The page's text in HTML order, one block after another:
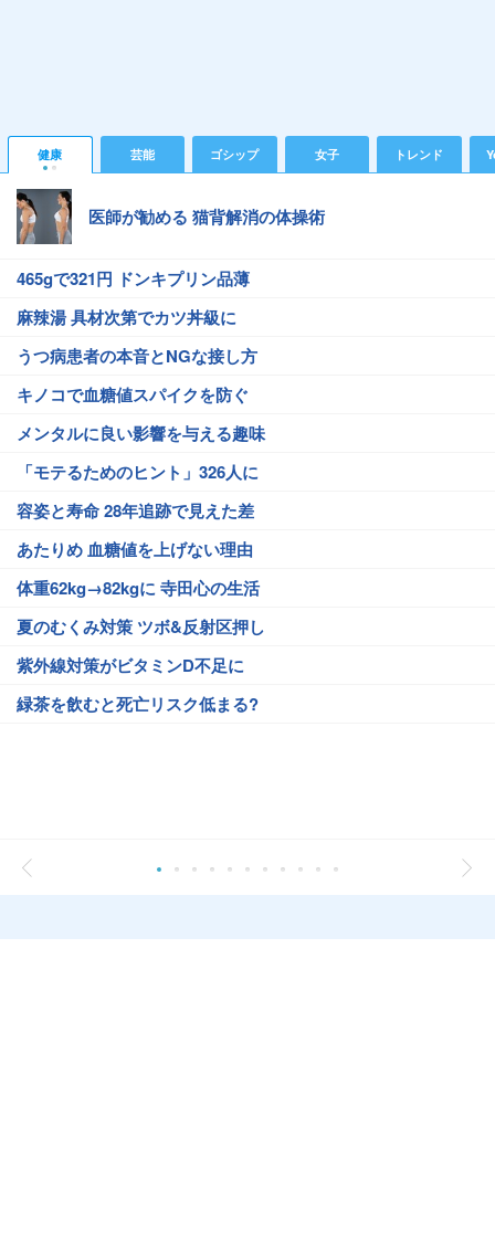
健康 芸能 ゴシップ 女子 トレンド
医師が勧める 猫背解消の体操術
465gで321円 ドンキプリン品薄
麻辣湯 具材次第でカツ丼級に
うつ病患者の本音とNGな接し方
キノコで血糖値スパイクを防ぐ
メンタルに良い影響を与える趣味
「モテるためのヒント」326人に
容姿と寿命 28年追跡で見えた差
あたりめ 血糖値を上げない理由
体重62kg→82kgに 寺田心の生活
夏のむくみ対策 ツボ&反射区押し
紫外線対策がビタミンD不足に
緑茶を飲むと死亡リスク低まる?